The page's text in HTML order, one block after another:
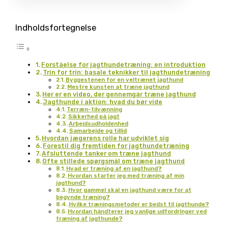
Indholdsfortegnelse
Forståelse for jagthundetræning: en introduktion
Trin for trin: basale teknikker til jagthundetræning
Byggestenen for en veltrænet jagthund
Mestre kunsten at træne jagthund
Her er en video, der gennemgår træne jagthund
Jagthunde i aktion: hvad du bør vide
Terræn-tilvænning
Sikkerhed på jagt
Arbejdsudholdenhed
Samarbejde og tillid
Hvordan jægerens rolle har udviklet sig
Forestil dig fremtiden for jagthundetræning
Afsluttende tanker om træne jagthund
Ofte stillede spørgsmål om træne jagthund
Hvad er træning af en jagthund?
Hvordan starter jeg med træning af min
jagthund?
Hvor gammel skal en jagthund være for at
begynde træning?
Hvilke træningsmetoder er bedst til jagthunde?
Hvordan håndterer jeg vanlige udfordringer ved
træning af jagthunde?